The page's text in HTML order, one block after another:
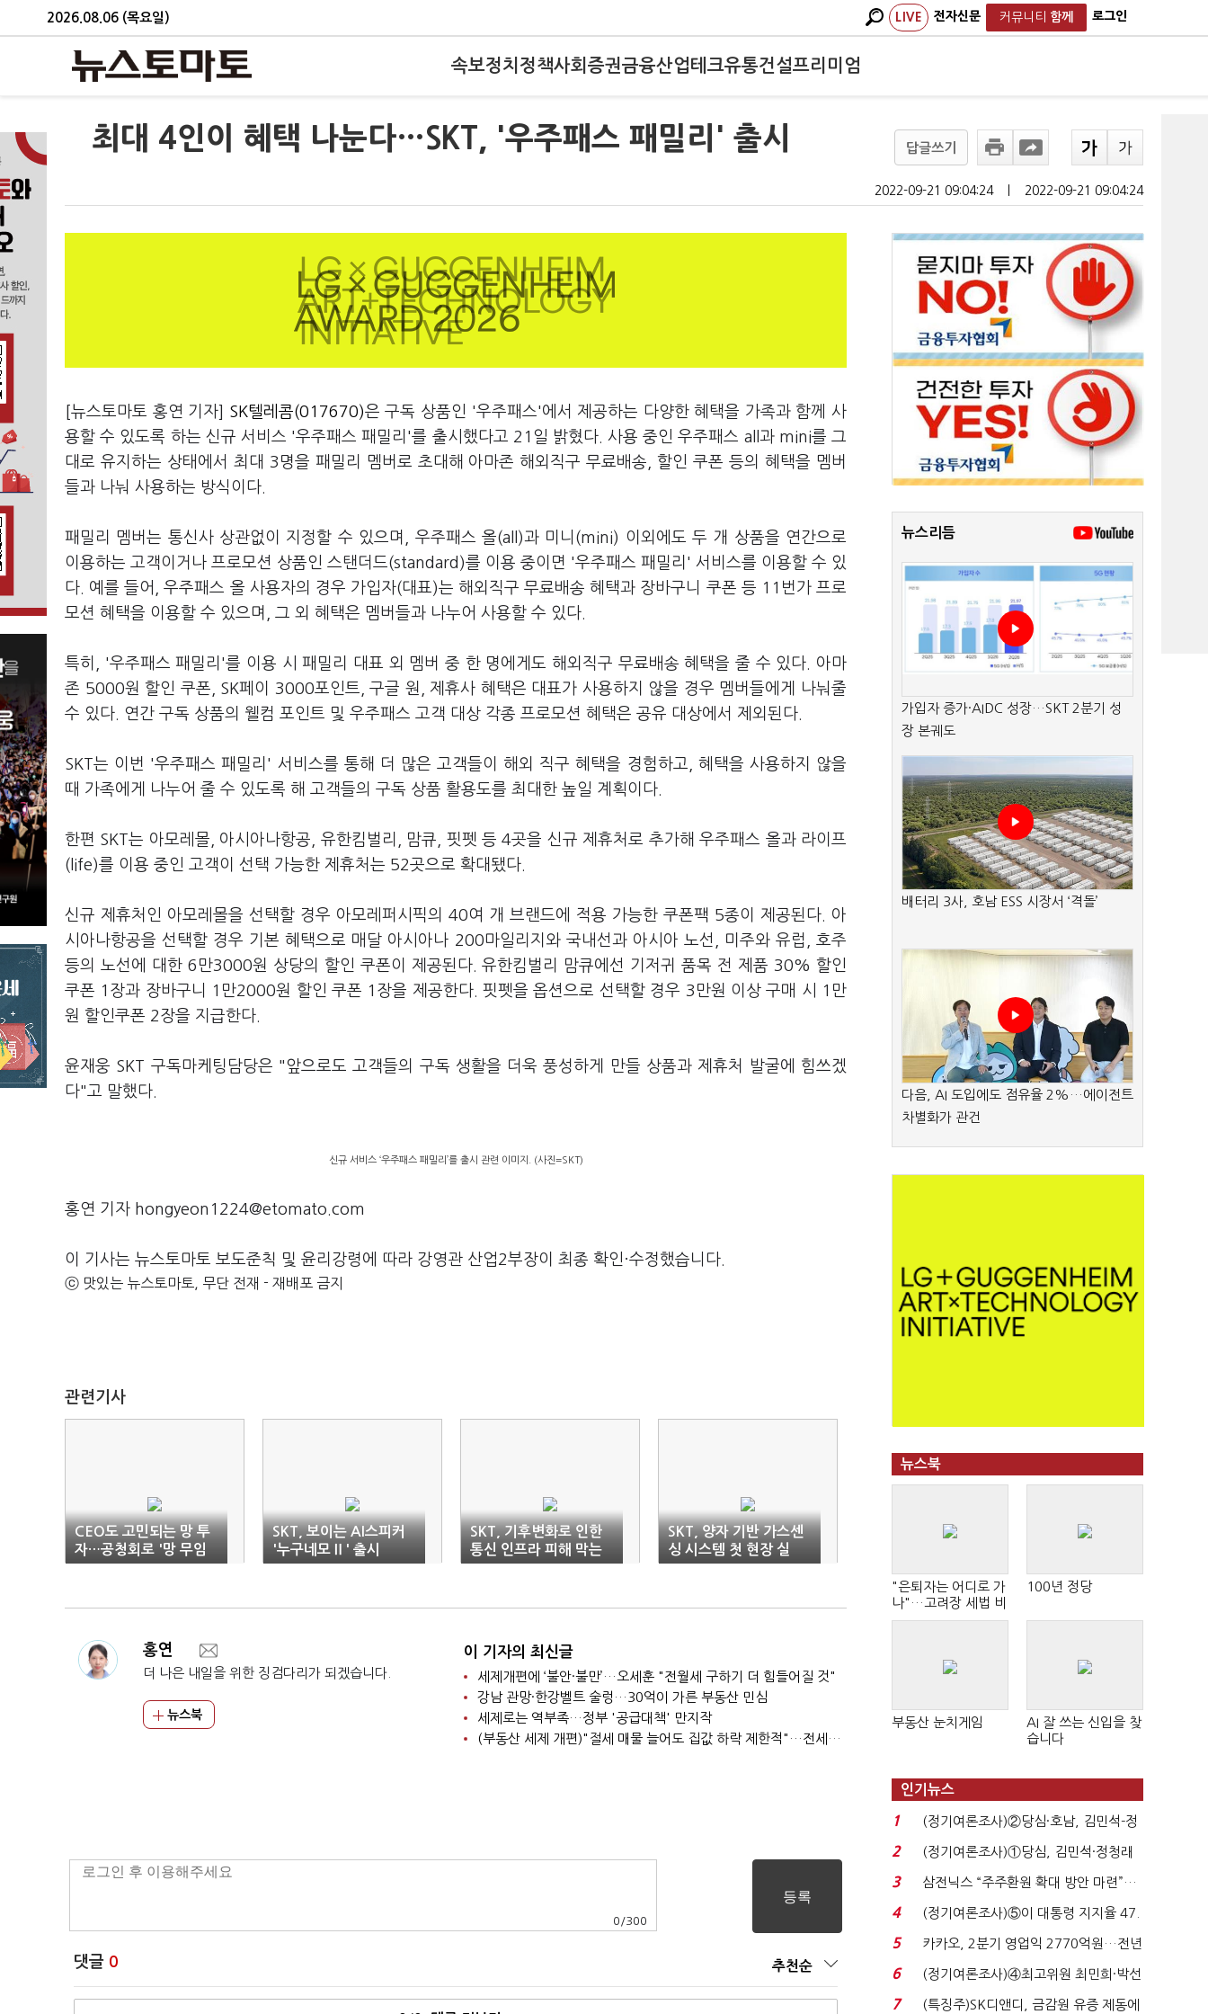
2026.08.06 (목요일) LIVE 전자신문 커뮤니티 함께 로그인
속보정치 정책사회 증권금융산업테크유통건설프리미엄
최대 4인이 혜택 나눈다…SKT, '우주패스 패밀리' 출시 답글쓰기
2022-09-21 09:04:24 2022-09-21 09:04:24
[뉴스토마토 홍연 기자] SK텔레콤(017670)은 구독 상품인 '우주패스'에서 제공하는 다양한 혜택을 가족과 함께 사
용할 수 있도록 하는 신규 서비스 '우주패스 패밀리'를 출시했다고 21일 밝혔다. 사용 중인 우주패스 all과 mini를 그
대로 유지하는 상태에서 최대 3명을 패밀리 멤버로 초대해 아마존 해외직구 무료배송, 할인 쿠폰 등의 혜택을 멤버
들과 나눠 사용하는 방식이다.
패밀리 멤버는 통신사 상관없이 지정할 수 있으며, 우주패스 올(all)과 미니(mini) 이외에도 두 개 상품을 연간으로
이용하는 고객이거나 프로모션 상품인 스탠더드(standard)를 이용 중이면 '우주패스 패밀리' 서비스를 이용할 수 있
다. 예를 들어, 우주패스 올 사용자의 경우 가입자(대표)는 해외직구 무료배송 혜택과 장바구니 쿠폰 등 11번가 프로
모션 혜택을 이용할 수 있으며, 그 외 혜택은 멤버들과 나누어 사용할 수 있다.
특히, '우주패스 패밀리'를 이용 시 패밀리 대표 외 멤버 중 한 명에게도 해외직구 무료배송 혜택을 줄 수 있다. 아마
존 5000원 할인 쿠폰, SK페이 3000포인트, 구글 원, 제휴사 혜택은 대표가 사용하지 않을 경우 멤버들에게 나눠줄
수 있다. 연간 구독 상품의 웰컴 포인트 및 우주패스 고객 대상 각종 프로모션 혜택은 공유 대상에서 제외된다.
SKT는 이번 '우주패스 패밀리' 서비스를 통해 더 많은 고객들이 해외 직구 혜택을 경험하고, 혜택을 사용하지 않을
때 가족에게 나누어 줄 수 있도록 해 고객들의 구독 상품 활용도를 최대한 높일 계획이다.
한편 SKT는 아모레몰, 아시아나항공, 유한킴벌리, 맘큐, 핏펫 등 4곳을 신규 제휴처로 추가해 우주패스 올과 라이프
(life)를 이용 중인 고객이 선택 가능한 제휴처는 52곳으로 확대됐다.
신규 제휴처인 아모레몰을 선택할 경우 아모레퍼시픽의 40여 개 브랜드에 적용 가능한 쿠폰팩 5종이 제공된다. 아
시아나항공을 선택할 경우 기본 혜택으로 매달 아시아나 200마일리지와 국내선과 아시아 노선, 미주와 유럽, 호주
등의 노선에 대한 6만3000원 상당의 할인 쿠폰이 제공된다. 유한킴벌리 맘큐에선 기저귀 품목 전 제품 30% 할인
쿠폰 1장과 장바구니 1만2000원 할인 쿠폰 1장을 제공한다. 핏펫을 옵션으로 선택할 경우 3만원 이상 구매 시 1만
원 할인쿠폰 2장을 지급한다.
윤재웅 SKT 구독마케팅담당은 "앞으로도 고객들의 구독 생활을 더욱 풍성하게 만들 상품과 제휴처 발굴에 힘쓰겠
다"고 말했다.
신규 서비스 ‘우주패스 패밀리’를 출시 관련 이미지. (사진=SKT)
홍연 기자 hongyeon1224@etomato.com
이 기사는 뉴스토마토 보도준칙 및 윤리강령에 따라 강영관 산업2부장이 최종 확인·수정했습니다.
ⓒ 맛있는 뉴스토마토, 무단 전재 - 재배포 금지
관련기사
CEO도 고민되는 망 투
자…공청회로 '망 무임
승차'법 논의 물꼬 틀까
SKT, 보이는 AI스피커
'누구네모Ⅱ' 출시
SKT, 기후변화로 인한
통신 인프라 피해 막는
다
SKT, 양자 기반 가스센
싱 시스템 첫 현장 실
증…"환경 분야로 확장"
홍연
더 나은 내일을 위한 징검다리가 되겠습니다.
뉴스북
이 기자의 최신글
세제개편에 ‘불안·불만’…오세훈 "전월세 구하기 더 힘들어질 것"
강남 관망·한강벨트 술렁…30억이 가른 부동산 민심
세제로는 역부족…정부 '공급대책' 만지작
(부동산 세제 개편)"절세 매물 늘어도 집값 하락 제한적"…전세난·양극화 심화 우려
0 /300
댓글 0 추천순
뉴스리듬
가입자 증가·AIDC 성장…SKT 2분기 성
장 본궤도
배터리 3사, 호남 ESS 시장서 ‘격돌’
다음, AI 도입에도 점유율 2%…에이전트
차별화가 관건
뉴스북
"은퇴자는 어디로 가
나"…고려장 세법 비
판 확산
100년 정당
부동산 눈치게임
AI 잘 쓰는 신입을 찾
습니다
인기뉴스
1
(정기여론조사)②당심·호남, 김민석-정
청래 '초접전'...
2
(정기여론조사)①당심, 김민석·정청래
'초접전'…대통령 ...
3
삼전닉스 “주주환원 확대 방안 마련”…
로이터에 성명...
4
(정기여론조사)⑤이 대통령 지지율 47.
7%…일주일 만에 ...
5
카카오, 2분기 영업익 2770억원…전년
비 36% 증가...
6
(정기여론조사)④최고위원 최민희·박선
원 '양강'…서미...
7
(특징주)SK디앤디, 금감원 유증 제동에